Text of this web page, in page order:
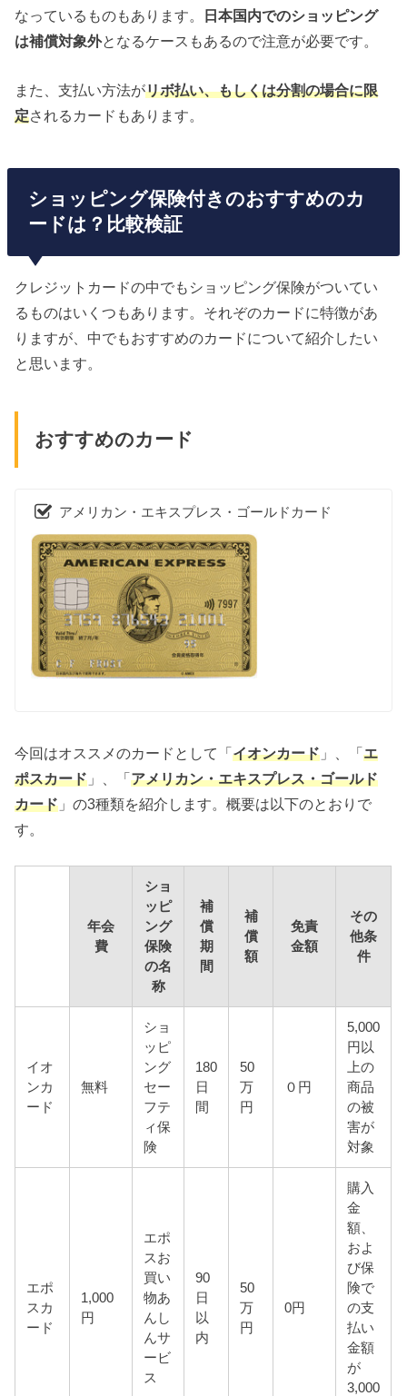
なっているものもあります。
日本国内でのショッピング
は補償対象外となるケースもあるので注意が必要です。
また、支払い方法がリボ払い、もしくは分割の場合に限
定されるカードもあります。
ショッピング保険付きのおすすめのカ
ードは？比較検証
クレジットカードの中でもショッピング保険がついてい
るものはいくつもあります。それぞのカードに特徴があ
りますが、中でもおすすめのカードについて紹介したい
と思います。
おすすめのカード
アメリカン・エキスプレス・ゴールドカード
今回はオススメのカードとして「イオンカード 」、「エ
ポスカード 」、「アメリカン・エキスプレス・ゴールド
カード 」の3種類を紹介します。概要は以下のとおりで
す。
年会
費
ショ
ッピ
ング
保険
の名
称
補
償
期
間
補
償
額
免責
金額
その
他条
件
イオ
ンカ
ード
無料
ショ
ッピ
ング
セー
フテ
ィ保
険
180
日
間
50
万
円
０円
5,000
円以
上の
商品
の被
害が
対象
エポ
スカ
ード
1,000
円
エポ
スお
買い
物あ
んし
んサ
ービ
ス
90
日
以
内
50
万
円
0円
購入
金
額、
およ
び保
険で
の支
払い
金額
が
3,000